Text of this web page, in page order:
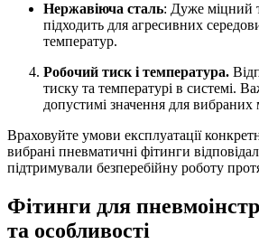
Нержавіюча сталь: Дуже міцний
підходить для агресивних
температур.
Робочий тиск і температура.
тиску та температурі в системі.
допустимі значення для вибраних
Враховуйте умови експлуатації
вибрані пневматичні фітинги
підтримували безперебійну роботу
Фітинги для
та особливості